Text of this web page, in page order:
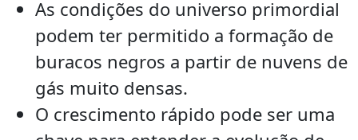
As condições do universo primordial
podem ter permitido a formação de
buracos negros a partir de nuvens de
gás muito densas.
O crescimento rápido pode ser uma